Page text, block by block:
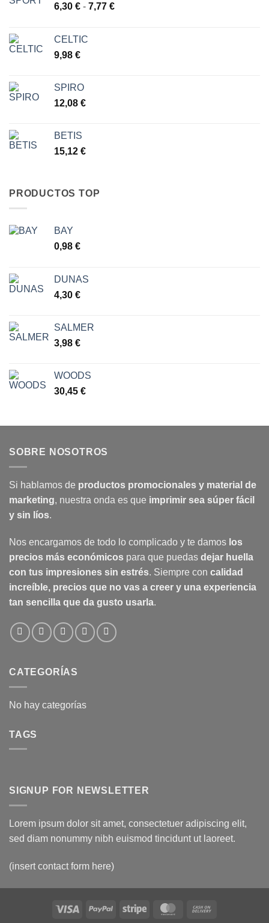
6,30 € - 7,77 €Rango
CELTIC
9,98 €
SPIRO
12,08 €
BETIS
15,12 €
PRODUCTOS TOP
BAY
0,98 €
DUNAS
4,30 €
SALMER
3,98 €
WOODS
30,45 €
SOBRE NOSOTROS
Si hablamos de productos promocionales y material de
marketing, nuestra onda es que imprimir sea súper fácil
y sin líos.
Nos encargamos de todo lo complicado y te damos los
precios más económicos para que puedas dejar huella
con tus impresiones sin estrés. Siempre con calidad
increíble, precios que no vas a creer y una experiencia
tan sencilla que da gusto usarla.
CATEGORÍAS
No hay categorías
TAGS
SIGNUP FOR NEWSLETTER
Lorem ipsum dolor sit amet, consectetuer adipiscing elit,
sed diam nonummy nibh euismod tincidunt ut laoreet.
(insert contact form here)
Visa PayPal Stripe MasterCard